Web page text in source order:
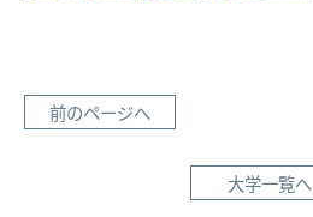
前のページへ
大学一覧へ